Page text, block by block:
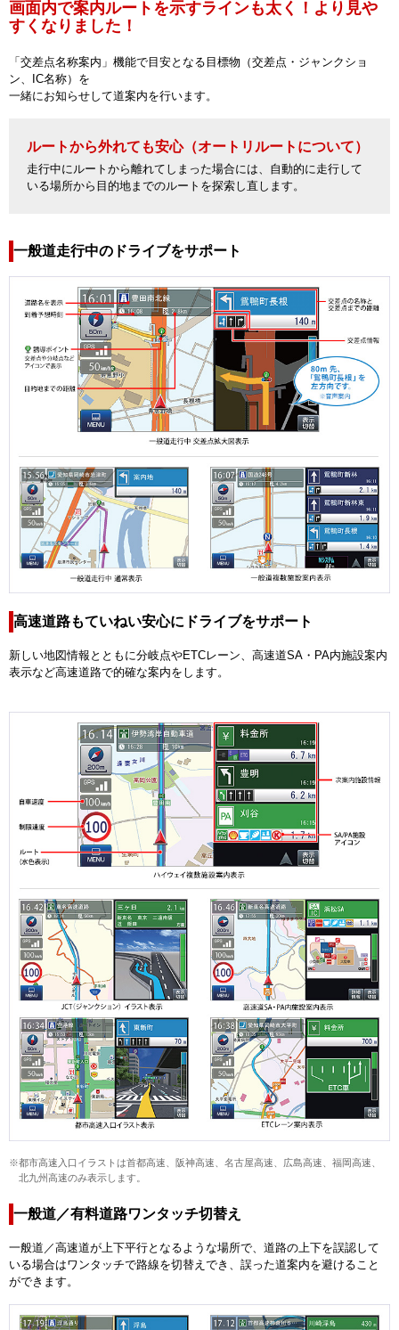
画面内で案内ルートを示すラインも太く！より見や
すくなりました！
「交差点名称案内」機能で目安となる目標物（交差点・ジャンクショ
ン、IC名称）を
一緒にお知らせして道案内を行います。
ルートから外れても安心（オートリルートについて）
走行中にルートから離れてしまった場合には、自動的に走行して
いる場所から目的地までのルートを探索し直します。
一般道走行中のドライブをサポート
高速道路もていねい安心にドライブをサポート
新しい地図情報とともに分岐点やETCレーン、高速道SA・PA内施設案内
表示など高速道路で的確な案内をします。
※都市高速入口イラストは首都高速、阪神高速、名古屋高速、広島高速、福岡高速、
北九州高速のみ表示します。
一般道／有料道路ワンタッチ切替え
一般道／高速道が上下平行となるような場所で、道路の上下を誤認して
いる場合はワンタッチで路線を切替えでき、誤った道案内を避けること
ができます。